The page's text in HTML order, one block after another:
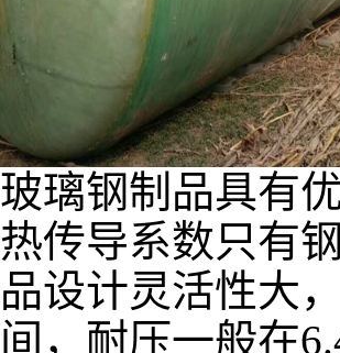
玻璃钢制品具有
热传导系数只有
品设计灵活性大
间，耐压一般在